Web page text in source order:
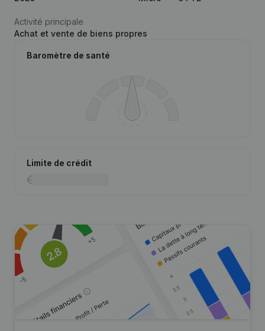
Activité principale
Achat et vente de biens propres
Baromètre de santé
Limite de crédit